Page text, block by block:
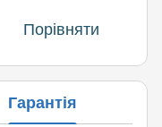
Порівняти
Гарантія